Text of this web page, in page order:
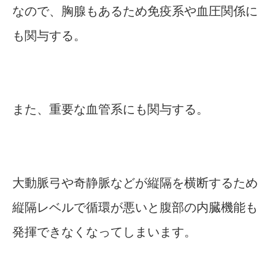
なので、胸腺もあるため免疫系や血圧関係に
も関与する。
また、重要な血管系にも関与する。
大動脈弓や奇静脈などが縦隔を横断するため
縦隔レベルで循環が悪いと腹部の内臓機能も
発揮できなくなってしまいます。